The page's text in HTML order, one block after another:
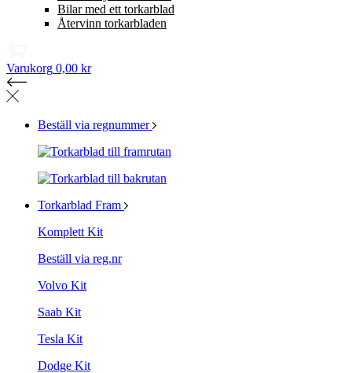
Bilar med ett torkarblad
Återvinn torkarbladen
Varukorg 0,00 kr
Beställ via regnummer
Torkarblad Fram
Komplett Kit
Beställ via reg.nr
Volvo Kit
Saab Kit
Tesla Kit
Dodge Kit